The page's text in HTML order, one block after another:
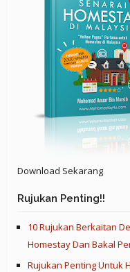
Download Sekarang
Rujukan Penting!!
10 Rujukan Berkaitan
Homestay Dan Bakal
Rujukan Penting Untuk